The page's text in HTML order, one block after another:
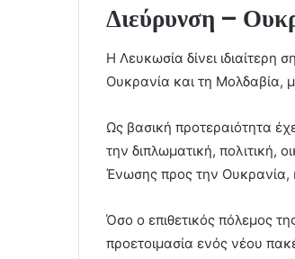
Διεύρυνση –
Η Λευκωσία δίνει
Ουκρανία και τη Μολδαβία,
Ως βασική προτεραιότητα
την διπλωματική, πολιτική,
Ένωσης προς την Ουκρανία,
Όσο ο επιθετικός πόλεμος
προετοιμασία ενός νέου